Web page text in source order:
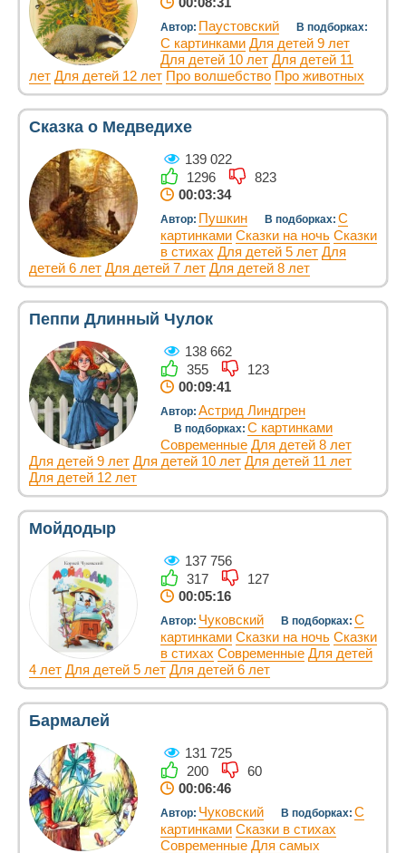
Автор: Паустовский В подборках:
С картинками Для детей 9 лет
Для детей 10 лет Для детей 11
лет Для детей 12 лет Про волшебство Про животных
Сказка о Медведихе
139 022
1296
823
00:03:34
Автор: Пушкин В подборках: С
картинками Сказки на ночь Сказки
в стихах Для детей 5 лет Для
детей 6 лет Для детей 7 лет Для детей 8 лет
Пеппи Длинный Чулок
138 662
355
123
00:09:41
Автор: Астрид Линдгрен
В подборках: С картинками
Современные Для детей 8 лет
Для детей 9 лет Для детей 10 лет Для детей 11 лет
Для детей 12 лет
Мойдодыр
137 756
317
127
00:05:16
Автор: Чуковский В подборках: С
картинками Сказки на ночь Сказки
в стихах Современные Для детей
4 лет Для детей 5 лет Для детей 6 лет
Бармалей
131 725
200
60
00:06:46
Автор: Чуковский В подборках: С
картинками Сказки в стихах
Современные Для самых